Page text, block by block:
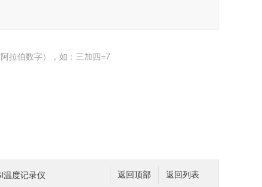
拉伯数字），如：三加四=7
返回列表
返回顶部
温度记录仪